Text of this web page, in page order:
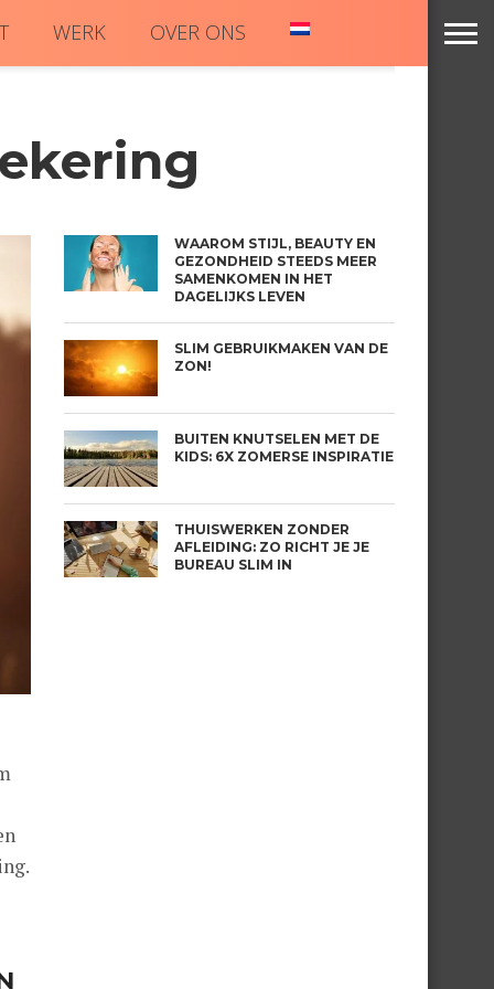
WERK OVER ONS
WAAROM STIJL, BEAUTY EN
GEZONDHEID STEEDS MEER
SAMENKOMEN IN HET
DAGELIJKS LEVEN
SLIM GEBRUIKMAKEN VAN DE
ZON!
BUITEN KNUTSELEN MET DE
KIDS: 6X ZOMERSE INSPIRATIE
THUISWERKEN ZONDER
AFLEIDING: ZO RICHT JE JE
BUREAU SLIM IN